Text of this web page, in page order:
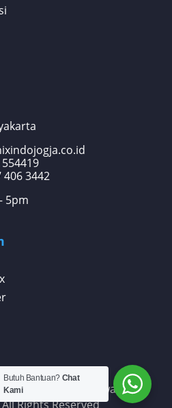
406 3442
5pm
Inixindo Widya Iswara
Rights Reserved
Butuh Bantuan? Chat
Kami